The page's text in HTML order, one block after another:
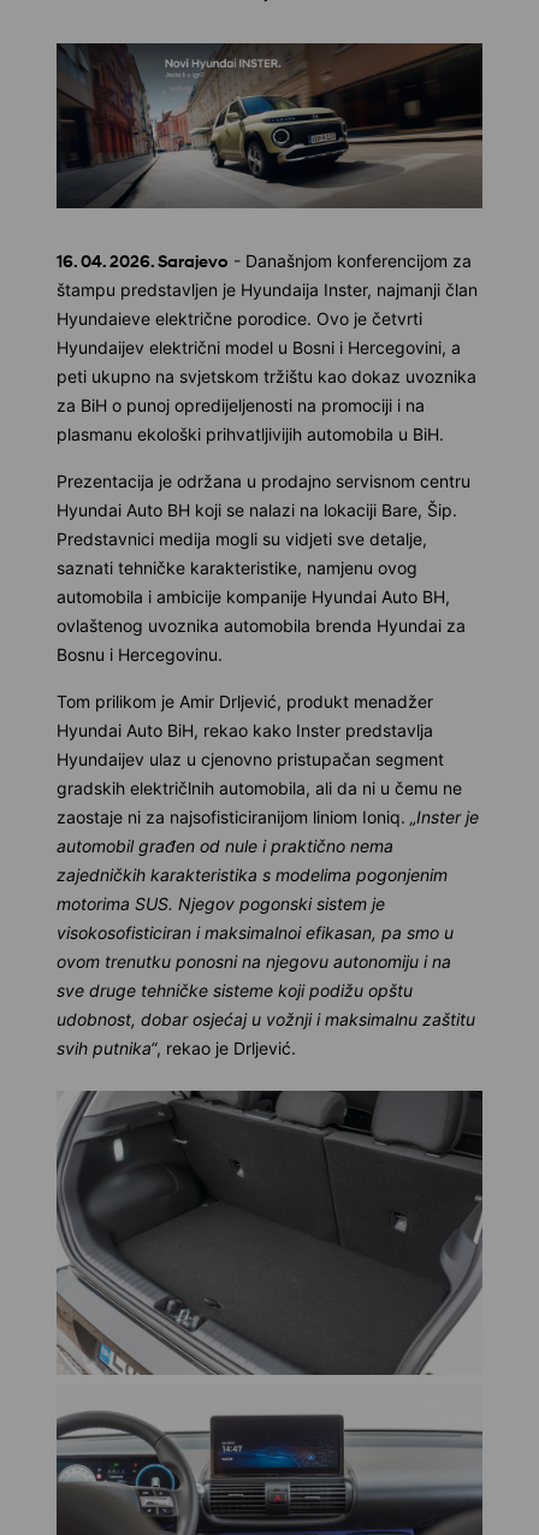
16. 04. 2026. Sarajevo - Današnjom konferencijom za
štampu predstavljen je Hyundaija Inster, najmanji član
Hyundaieve električne porodice. Ovo je četvrti
Hyundaijev električni model u Bosni i Hercegovini, a
peti ukupno na svjetskom tržištu kao dokaz uvoznika
za BiH o punoj opredijeljenosti na promociji i na
plasmanu ekološki prihvatljivijih automobila u BiH.
Prezentacija je održana u prodajno servisnom centru
Hyundai Auto BH koji se nalazi na lokaciji Bare, Šip.
Predstavnici medija mogli su vidjeti sve detalje,
saznati tehničke karakteristike, namjenu ovog
automobila i ambicije kompanije Hyundai Auto BH,
ovlaštenog uvoznika automobila brenda Hyundai za
Bosnu i Hercegovinu.
Tom prilikom je Amir Drljević, produkt menadžer
Hyundai Auto BiH, rekao kako Inster predstavlja
Hyundaijev ulaz u cjenovno pristupačan segment
gradskih električlnih automobila, ali da ni u čemu ne
zaostaje ni za najsofisticiranijom liniom Ioniq. „Inster je
automobil građen od nule i praktično nema
zajedničkih karakteristika s modelima pogonjenim
motorima SUS. Njegov pogonski sistem je
visokosofisticiran i maksimalnoi efikasan, pa smo u
ovom trenutku ponosni na njegovu autonomiju i na
sve druge tehničke sisteme koji podižu opštu
udobnost, dobar osjećaj u vožnji i maksimalnu zaštitu
svih putnika“, rekao je Drljević.